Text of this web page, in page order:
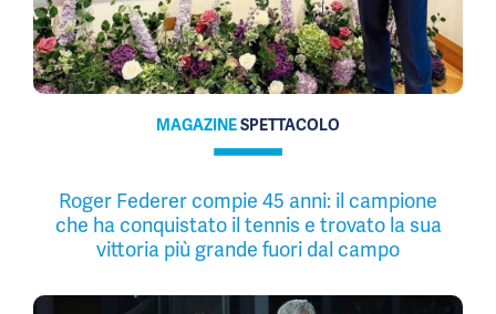
MAGAZINESPETTACOLO
Roger Federer compie 45 anni: il campione
che ha conquistato il tennis e trovato la sua
vittoria più grande fuori dal campo